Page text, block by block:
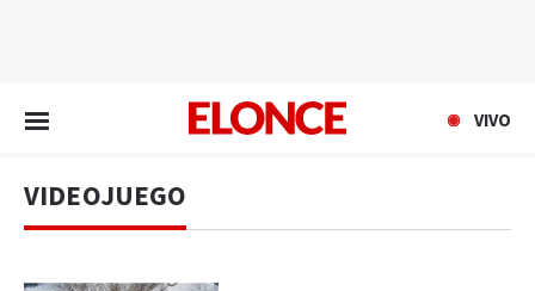
VIVO
VIDEOJUEGO